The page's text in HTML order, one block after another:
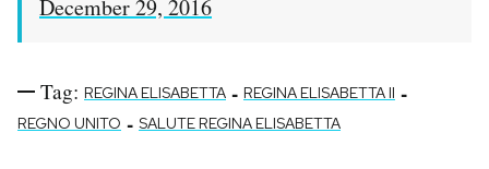
December 29, 2016
Tag: REGINA ELISABETTA - REGINA ELISABETTA II -
REGNO UNITO - SALUTE REGINA ELISABETTA